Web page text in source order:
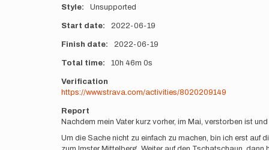
Style Unsupported
Start date 2022-06-19
Finish date 2022-06-19
Total time 10h 46m 0s
Verification
https://www.strava.com/activities/8020209149
Report
Nachdem mein Vater kurz vorher, im Mai, verstorben ist
Um die Sache nicht zu einfach zu machen, bin ich erst auf